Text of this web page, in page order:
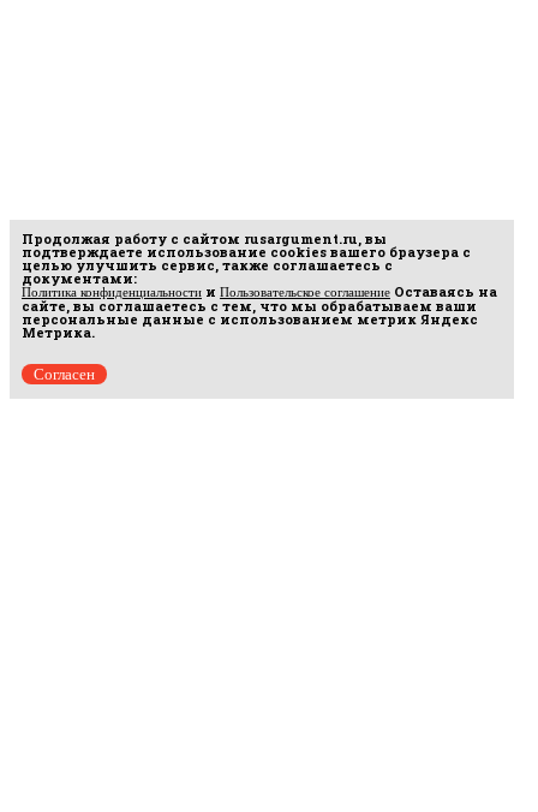
Продолжая работу с сайтом rusargument.ru, вы
подтверждаете использование cookies вашего браузера с
целью улучшить сервис, также соглашаетесь с
документами:
Политика конфиденциальности и Пользовательское соглашение Оставаясь на
сайте, вы соглашаетесь с тем, что мы обрабатываем ваши
персональные данные с использованием метрик Яндекс
Метрика.
Согласен